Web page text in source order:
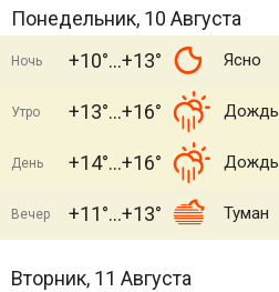
Понедельник, 10 Августа
Ночь +10° +13° Ясно
Утро +13° +16° Дождь
День +14° +16° Дождь
Вечер +11° +13° Туман
Вторник, 11 Августа